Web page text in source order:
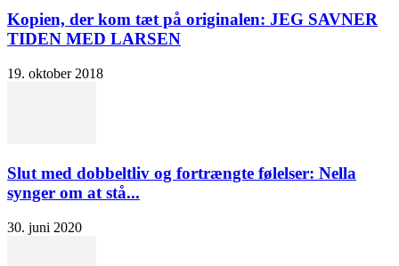
Kopien, der kom tæt på originalen: JEG SAVNER
TIDEN MED LARSEN
19. oktober 2018
Slut med dobbeltliv og fortrængte følelser: Nella
synger om at stå...
30. juni 2020